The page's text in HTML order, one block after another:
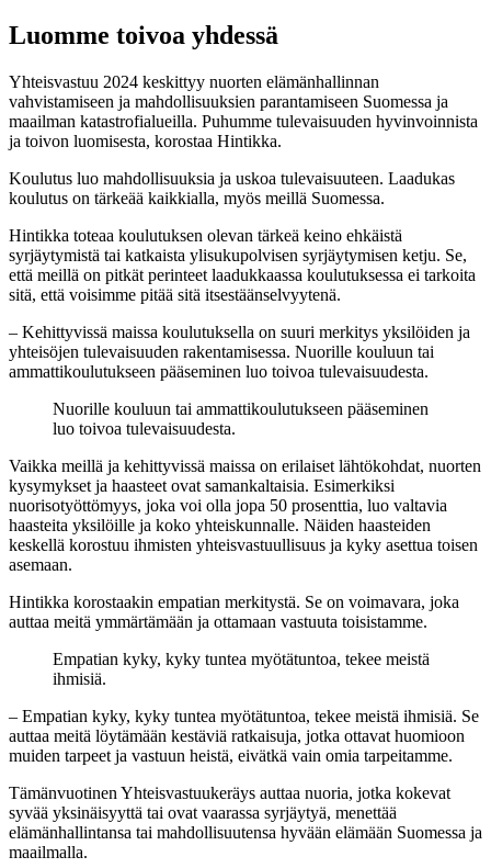
Luomme toivoa yhdessä
Yhteisvastuu 2024 keskittyy nuorten elämänhallinnan
vahvistamiseen ja mahdollisuuksien parantamiseen Suomessa ja
maailman katastrofialueilla. Puhumme tulevaisuuden hyvinvoinnista
ja toivon luomisesta, korostaa Hintikka.
Koulutus luo mahdollisuuksia ja uskoa tulevaisuuteen. Laadukas
koulutus on tärkeää kaikkialla, myös meillä Suomessa.
Hintikka toteaa koulutuksen olevan tärkeä keino ehkäistä
syrjäytymistä tai katkaista ylisukupolvisen syrjäytymisen ketju. Se,
että meillä on pitkät perinteet laadukkaassa koulutuksessa ei tarkoita
sitä, että voisimme pitää sitä itsestäänselvyytenä.
– Kehittyvissä maissa koulutuksella on suuri merkitys yksilöiden ja
yhteisöjen tulevaisuuden rakentamisessa. Nuorille kouluun tai
ammattikoulutukseen pääseminen luo toivoa tulevaisuudesta.
Nuorille kouluun tai ammattikoulutukseen pääseminen
luo toivoa tulevaisuudesta.
Vaikka meillä ja kehittyvissä maissa on erilaiset lähtökohdat, nuorten
kysymykset ja haasteet ovat samankaltaisia. Esimerkiksi
nuorisotyöttömyys, joka voi olla jopa 50 prosenttia, luo valtavia
haasteita yksilöille ja koko yhteiskunnalle. Näiden haasteiden
keskellä korostuu ihmisten yhteisvastuullisuus ja kyky asettua toisen
asemaan.
Hintikka korostaakin empatian merkitystä. Se on voimavara, joka
auttaa meitä ymmärtämään ja ottamaan vastuuta toisistamme.
Empatian kyky, kyky tuntea myötätuntoa, tekee meistä
ihmisiä.
– Empatian kyky, kyky tuntea myötätuntoa, tekee meistä ihmisiä. Se
auttaa meitä löytämään kestäviä ratkaisuja, jotka ottavat huomioon
muiden tarpeet ja vastuun heistä, eivätkä vain omia tarpeitamme.
Tämänvuotinen Yhteisvastuukeräys auttaa nuoria, jotka kokevat
syvää yksinäisyyttä tai ovat vaarassa syrjäytyä, menettää
elämänhallintansa tai mahdollisuutensa hyvään elämään Suomessa ja
maailmalla.